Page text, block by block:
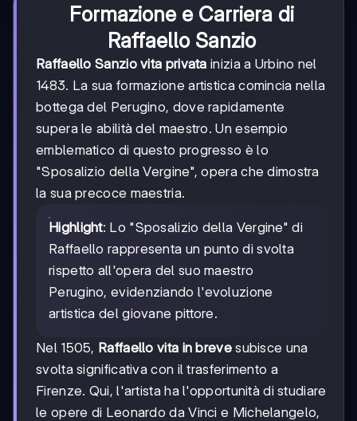
Formazione e Carriera di
Raffaello Sanzio
Raffaello Sanzio vita privata inizia a Urbino nel
1483. La sua formazione artistica comincia nella
bottega del Perugino, dove rapidamente
supera le abilità del maestro. Un esempio
emblematico di questo progresso è lo
"Sposalizio della Vergine", opera che dimostra
la sua precoce maestria.
Highlight: Lo "Sposalizio della Vergine" di
Raffaello rappresenta un punto di svolta
rispetto all'opera del suo maestro
Perugino, evidenziando l'evoluzione
artistica del giovane pittore.
Nel 1505, Raffaello vita in brevesubisce una
svolta significativa con il trasferimento a
Firenze. Qui, l'artista ha l'opportunità di studiare
le opere di Leonardo da Vinci e Michelangelo,